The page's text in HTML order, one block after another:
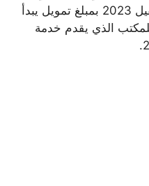
سريع 2023 أو قرض بدون كفيل 2023 بمبلغ تمويل يبدأ